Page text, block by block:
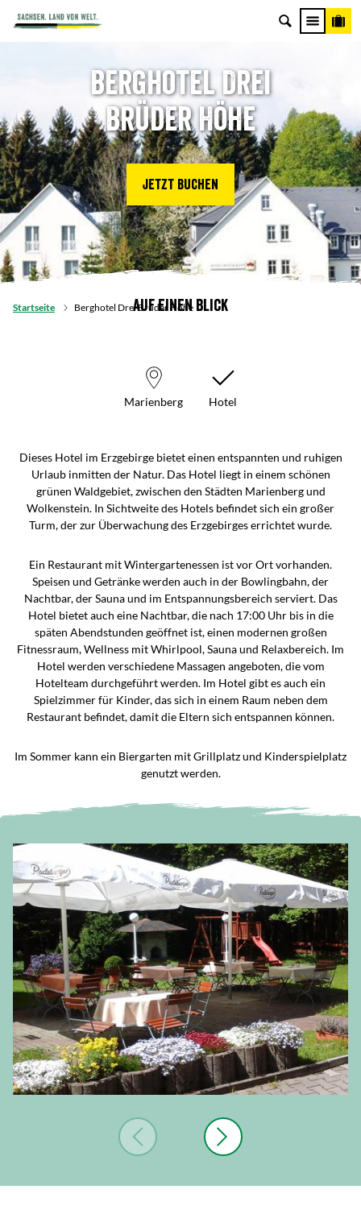
Berghotel Drei
Brüder Höhe
Jetzt buchen
Startseite Berghotel Drei Brüder Höhe
Auf einen Blick
Marienberg Hotel
Dieses Hotel im Erzgebirge bietet einen entspannten und ruhigen
Urlaub inmitten der Natur. Das Hotel liegt in einem schönen
grünen Waldgebiet, zwischen den Städten Marienberg und
Wolkenstein. In Sichtweite des Hotels befindet sich ein großer
Turm, der zur Überwachung des Erzgebirges errichtet wurde.
Ein Restaurant mit Wintergartenessen ist vor Ort vorhanden.
Speisen und Getränke werden auch in der Bowlingbahn, der
Nachtbar, der Sauna und im Entspannungsbereich serviert. Das
Hotel bietet auch eine Nachtbar, die nach 17:00 Uhr bis in die
späten Abendstunden geöffnet ist, einen modernen großen
Fitnessraum, Wellness mit Whirlpool, Sauna und Relaxbereich. Im
Hotel werden verschiedene Massagen angeboten, die vom
Hotelteam durchgeführt werden. Im Hotel gibt es auch ein
Spielzimmer für Kinder, das sich in einem Raum neben dem
Restaurant befindet, damit die Eltern sich entspannen können.
Im Sommer kann ein Biergarten mit Grillplatz und Kinderspielplatz
genutzt werden.